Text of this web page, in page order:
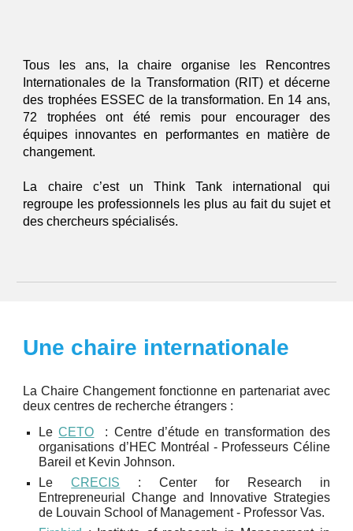
Tous les ans, la chaire organise les Rencontres
Internationales de la Transformation (RIT) et décerne
des trophées ESSEC de la transformation. En 14 ans,
72 trophées ont été remis pour encourager des
équipes innovantes en performantes en matière de
changement.
La chaire c’est un Think Tank international qui
regroupe les professionnels les plus au fait du sujet et
des chercheurs spécialisés.
Une chaire internationale
La Chaire Changement fonctionne en partenariat avec
deux centres de recherche étrangers :
LeCETO : Centre d’étude en transformation des
organisations d’HEC Montréal - Professeurs Céline
Bareil et Kevin Johnson.
LeCRECIS : Center for Research in
Entrepreneurial Change and Innovative Strategies
de Louvain School of Management - Professor Vas.